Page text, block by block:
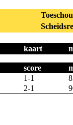
kaart
score
1-1
2-1